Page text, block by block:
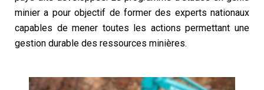
minier a pour objectif de former des experts nationaux
capables de mener toutes les actions permettant une
gestion durable des ressources minières.